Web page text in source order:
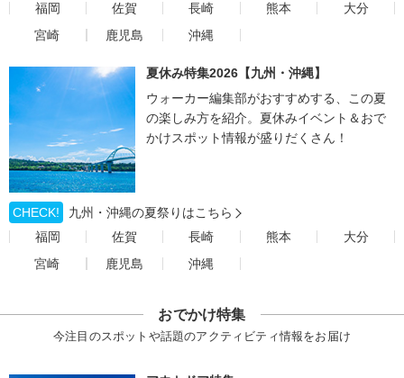
福岡
佐賀 長崎 熊本
大分
宮崎
鹿児島 沖縄
夏休み特集2026【九州・沖縄】
ウォーカー編集部がおすすめする、この夏
の楽しみ方を紹介。夏休みイベント＆おで
かけスポット情報が盛りだくさん！
CHECK!
九州・沖縄の夏祭りはこちら
福岡
佐賀 長崎 熊本
大分
宮崎
鹿児島 沖縄
おでかけ特集
今注目のスポットや話題のアクティビティ情報をお届け